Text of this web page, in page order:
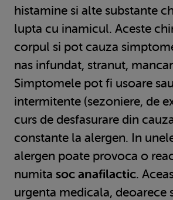
histamine si alte substante
lupta cu inamicul. Aceste
corpul si pot cauza
nas infundat, stranut,
Simptomele pot fi usoare
intermitente (sezoniere, de
curs de desfasurare din
constante la alergen. In
alergen poate provoca o
numita soc anafilactic.
urgenta medicala, deoarece